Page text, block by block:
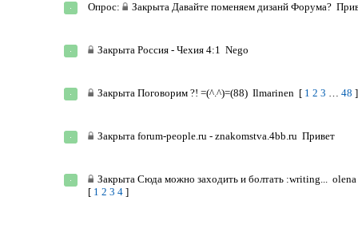
Опрос: ЗакрытаДавайте поменяем дизанй Форума?
ЗакрытаРоссия - Чехия 4:1 Nego
ЗакрытаПоговорим ?! =(^.^)=(88) Ilmarinen [ 1 2 3 … 48 ]
Закрытаforum-people.ru - znakomstva.4bb.ru Привет
ЗакрытаСюда можно заходить и болтать :writing... olena
[ 1 2 3 4 ]